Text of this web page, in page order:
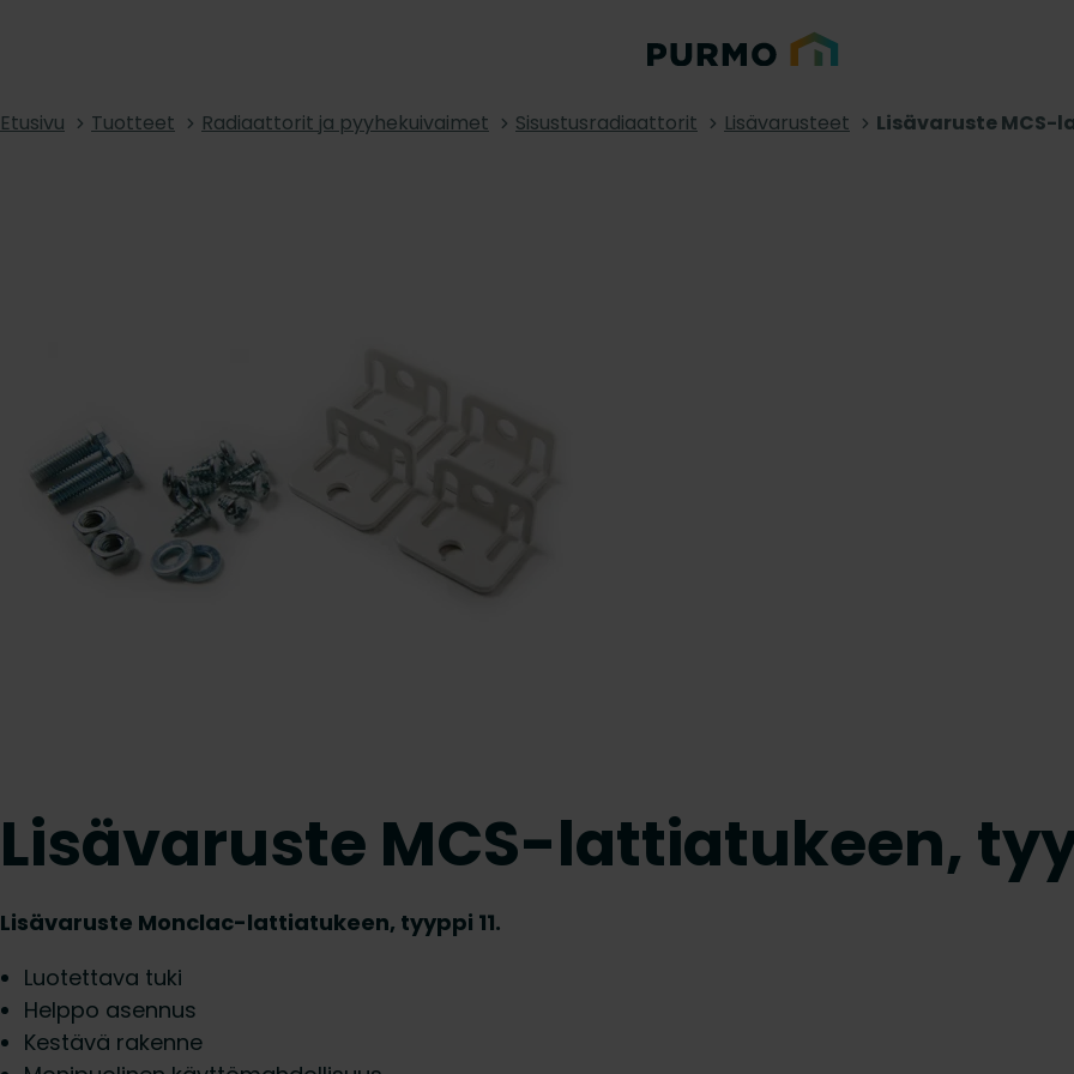
Etusivu Tuotteet Radiaattorit ja pyyhekuivaimet Sisustusradiaattorit Lisävarusteet Lisävaruste MCS-
Lisävaruste MCS-lattiatukeen,
Lisävaruste Monclac-lattiatukeen, tyyppi 11.
Luotettava tuki
Helppo asennus
Kestävä rakenne